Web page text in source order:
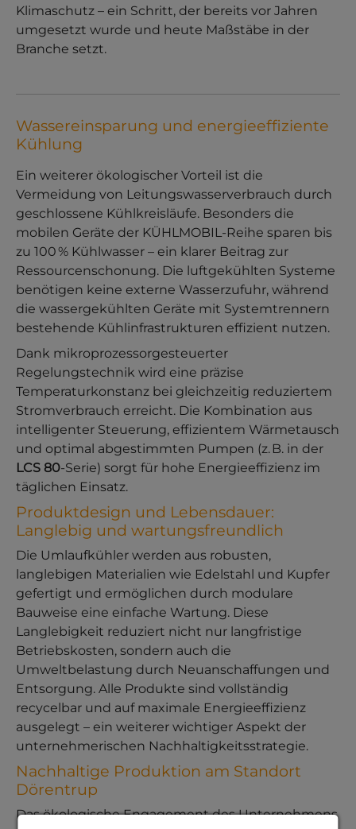
Klimaschutz – ein Schritt, der bereits vor Jahren
umgesetzt wurde und heute Maßstäbe in der
Branche setzt.
Wassereinsparung und energieeffiziente
Kühlung
Ein weiterer ökologischer Vorteil ist die
Vermeidung von Leitungswasserverbrauch durch
geschlossene Kühlkreisläufe. Besonders die
mobilen Geräte der KÜHLMOBIL-Reihe sparen bis
zu 100 % Kühlwasser – ein klarer Beitrag zur
Ressourcenschonung. Die luftgekühlten Systeme
benötigen keine externe Wasserzufuhr, während
die wassergekühlten Geräte mit Systemtrennern
bestehende Kühlinfrastrukturen effizient nutzen.
Dank mikroprozessorgesteuerter
Regelungstechnik wird eine präzise
Temperaturkonstanz bei gleichzeitig reduziertem
Stromverbrauch erreicht. Die Kombination aus
intelligenter Steuerung, effizientem Wärmetausch
und optimal abgestimmten Pumpen (z. B. in der
LCS 80-Serie) sorgt für hohe Energieeffizienz im
täglichen Einsatz.
Produktdesign und Lebensdauer:
Langlebig und wartungsfreundlich
Die Umlaufkühler werden aus robusten,
langlebigen Materialien wie Edelstahl und Kupfer
gefertigt und ermöglichen durch modulare
Bauweise eine einfache Wartung. Diese
Langlebigkeit reduziert nicht nur langfristige
Betriebskosten, sondern auch die
Umweltbelastung durch Neuanschaffungen und
Entsorgung. Alle Produkte sind vollständig
recycelbar und auf maximale Energieeffizienz
ausgelegt – ein weiterer wichtiger Aspekt der
unternehmerischen Nachhaltigkeitsstrategie.
Nachhaltige Produktion am Standort
Dörentrup
Das ökologische Engagement des Unternehmens